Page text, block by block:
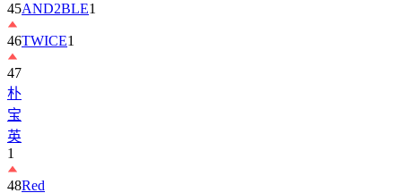
46TWICE1
47
朴
宝
英
1
48
Velvet